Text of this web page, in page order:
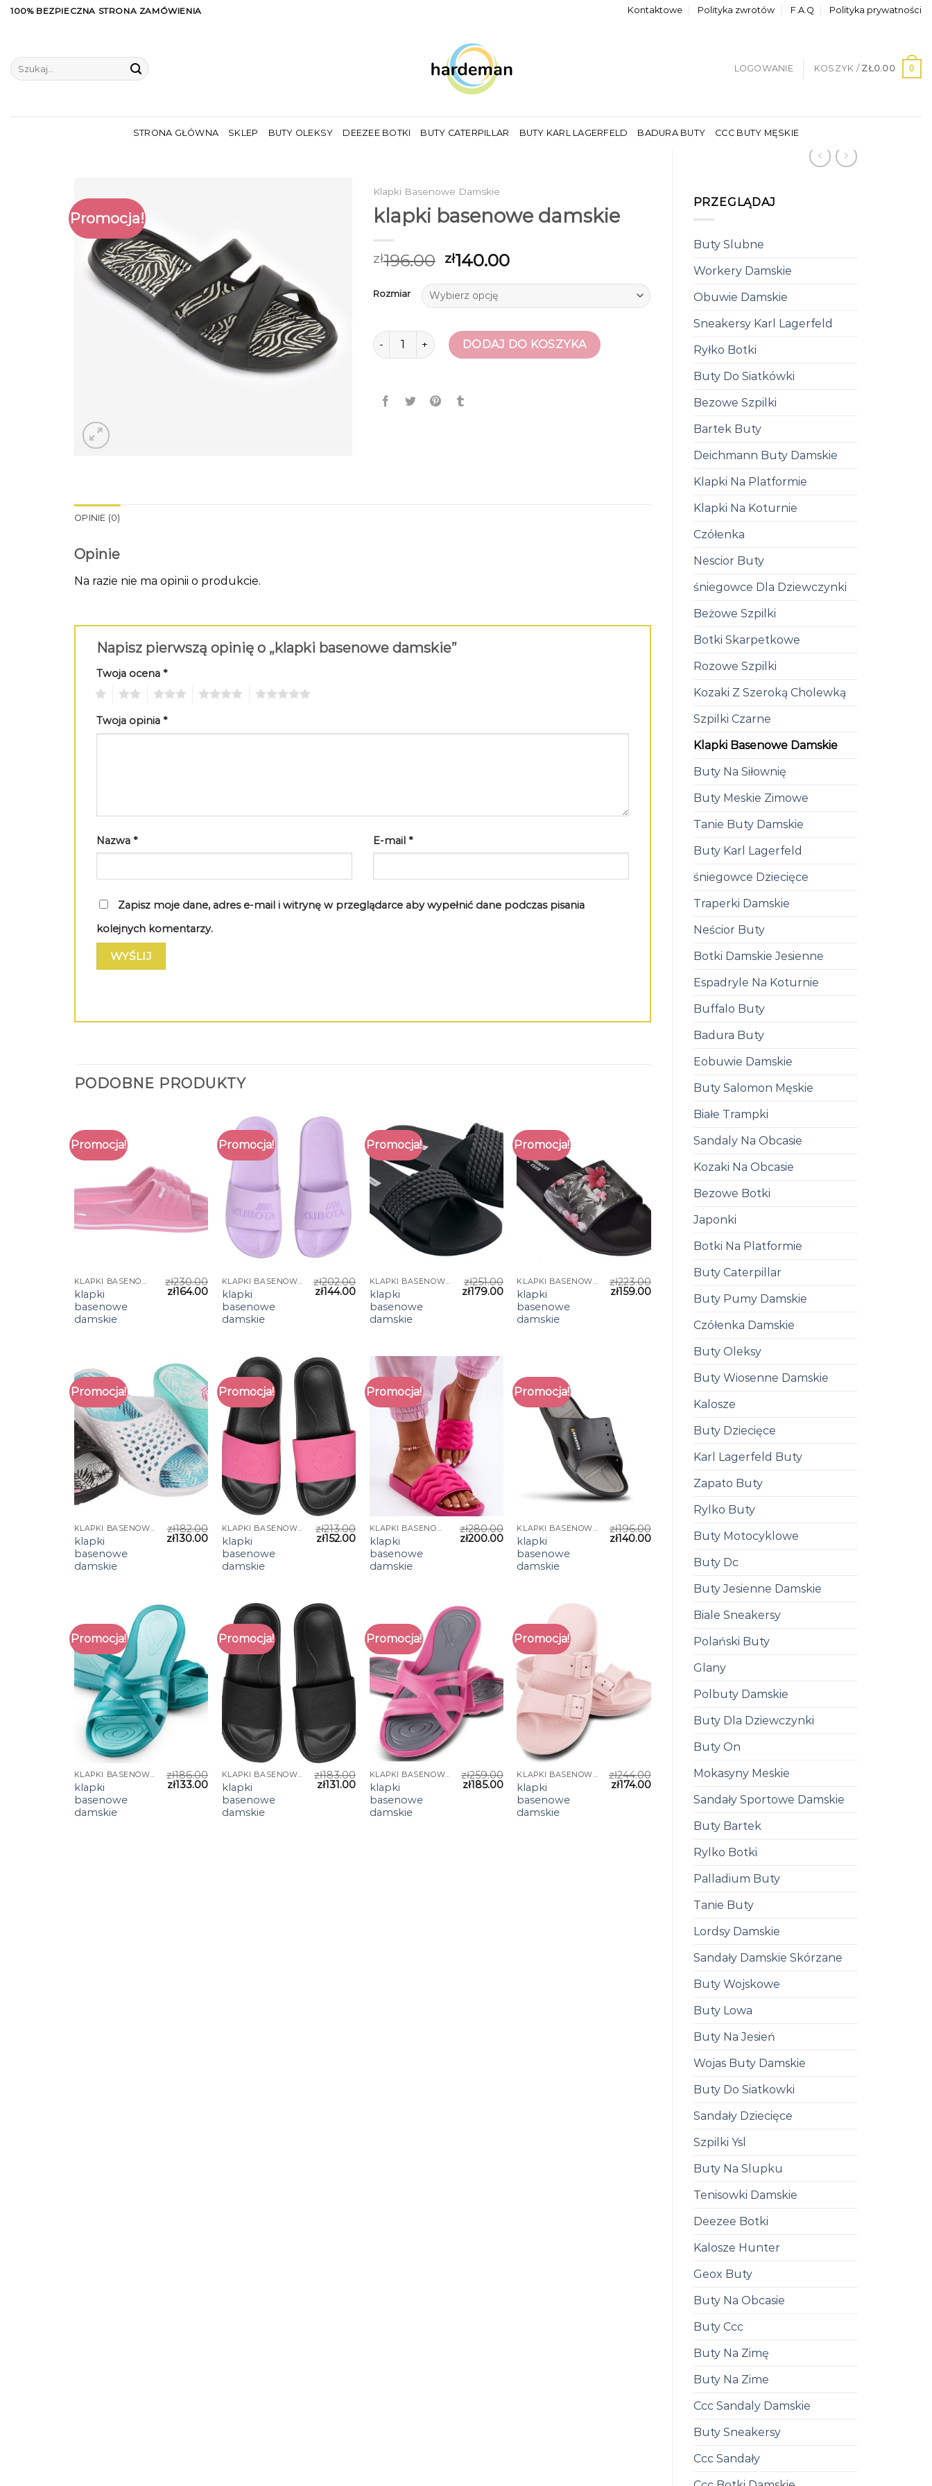
Skip100% BEZPIECZNA STRONA ZAMÓWIENIA Kontaktowe Polityka zwrotów F.A.Q Polityka prywatności
Szukaj:
LOGOWANIE KOSZYK / ZŁ0.00 0
STRONA GŁÓWNA SKLEP BUTY OLEKSY DEEZEE BOTKI BUTY CATERPILLAR BUTY KARL LAGERFELD BADURA BUTY CCC BUTY MĘSKIE
PRZEGLĄDAJ
Buty Slubne
Workery Damskie
Obuwie Damskie
Sneakersy Karl Lagerfeld
Ryłko Botki
Buty Do Siatkówki
Bezowe Szpilki
Bartek Buty
Deichmann Buty Damskie
Klapki Na Platformie
Klapki Na Koturnie
Czółenka
Nescior Buty
śniegowce Dla Dziewczynki
Beżowe Szpilki
Botki Skarpetkowe
Rozowe Szpilki
Kozaki Z Szeroką Cholewką
Szpilki Czarne
Klapki Basenowe Damskie
Buty Na Siłownię
Buty Meskie Zimowe
Tanie Buty Damskie
Buty Karl Lagerfeld
śniegowce Dziecięce
Traperki Damskie
Neścior Buty
Botki Damskie Jesienne
Espadryle Na Koturnie
Buffalo Buty
Badura Buty
Eobuwie Damskie
Buty Salomon Męskie
Białe Trampki
Sandaly Na Obcasie
Kozaki Na Obcasie
Bezowe Botki
Japonki
Botki Na Platformie
Buty Caterpillar
Buty Pumy Damskie
Czółenka Damskie
Buty Oleksy
Buty Wiosenne Damskie
Kalosze
Buty Dziecięce
Karl Lagerfeld Buty
Zapato Buty
Rylko Buty
Buty Motocyklowe
Buty Dc
Buty Jesienne Damskie
Biale Sneakersy
Polański Buty
Glany
Polbuty Damskie
Buty Dla Dziewczynki
Buty On
Mokasyny Meskie
Sandały Sportowe Damskie
Buty Bartek
Rylko Botki
Palladium Buty
Tanie Buty
Lordsy Damskie
Sandały Damskie Skórzane
Buty Wojskowe
Buty Lowa
Buty Na Jesień
Wojas Buty Damskie
Buty Do Siatkowki
Sandały Dziecięce
Szpilki Ysl
Buty Na Slupku
Tenisowki Damskie
Deezee Botki
Kalosze Hunter
Geox Buty
Buty Na Obcasie
Buty Ccc
Buty Na Zimę
Buty Na Zime
Ccc Sandaly Damskie
Buty Sneakersy
Ccc Sandały
Promocja!
Klapki Basenowe Damskie
klapki basenowe damskie
zł196.00 zł140.00
Rozmiar
ilość klapki basenowe damskieDODAJ DO KOSZYKA
OPINIE (0)
Opinie
Na razie nie ma opinii o produkcie.
Napisz pierwszą opinię o „klapki basenowe damskie”
Twoja ocena *
Twoja opinia *
Nazwa * E-mail *
Zapisz moje dane, adres e-mail i witrynę w przeglądarce aby wypełnić dane podczas pisania
kolejnych komentarzy.
PODOBNE PRODUKTY
Promocja!
KLAPKI BASENOWE DAMSKIE
klapki
basenowe
damskie
zł230.00
zł164.00
Promocja!
KLAPKI BASENOWE DAMSKIE
klapki
basenowe
damskie
zł202.00
zł144.00
Promocja!
KLAPKI BASENOWE DAMSKIE
klapki
basenowe
damskie
zł251.00
zł179.00
Promocja!
KLAPKI BASENOWE DAMSKIE
klapki
basenowe
damskie
zł223.00
zł159.00
Promocja!
KLAPKI BASENOWE DAMSKIE
klapki
basenowe
damskie
zł182.00
zł130.00
Promocja!
KLAPKI BASENOWE DAMSKIE
klapki
basenowe
damskie
zł213.00
zł152.00
Promocja!
KLAPKI BASENOWE DAMSKIE
klapki
basenowe
damskie
zł280.00
zł200.00
Promocja!
KLAPKI BASENOWE DAMSKIE
klapki
basenowe
damskie
zł196.00
zł140.00
Promocja!
KLAPKI BASENOWE DAMSKIE
klapki
basenowe
damskie
zł186.00
zł133.00
Promocja!
KLAPKI BASENOWE DAMSKIE
klapki
basenowe
damskie
zł183.00
zł131.00
Promocja!
KLAPKI BASENOWE DAMSKIE
klapki
basenowe
damskie
zł259.00
zł185.00
Promocja!
KLAPKI BASENOWE DAMSKIE
klapki
basenowe
damskie
zł244.00
zł174.00